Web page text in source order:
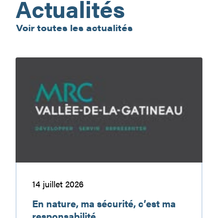
Actualités
Voir toutes les actualités
En
sécurité,
responsabilité
14 juillet 2026
En nature, ma sécurité, c’est ma